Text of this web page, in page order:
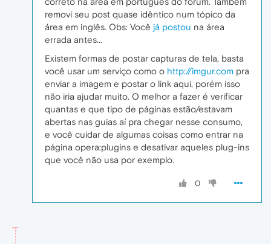
removi seu post quase idêntico num tópico da
área em inglês. Obs: Você já postou na área
errada antes...
Existem formas de postar capturas de tela, basta
você usar um serviço como o http://imgur.com pra
enviar a imagem e postar o link aqui, porém isso
não iria ajudar muito. O melhor a fazer é verificar
quantas e que tipo de páginas estão/estavam
abertas nas guias aí pra chegar nesse consumo,
e você cuidar de algumas coisas como entrar na
página opera:plugins e desativar aqueles plug-ins
que você não usa por exemplo.
0